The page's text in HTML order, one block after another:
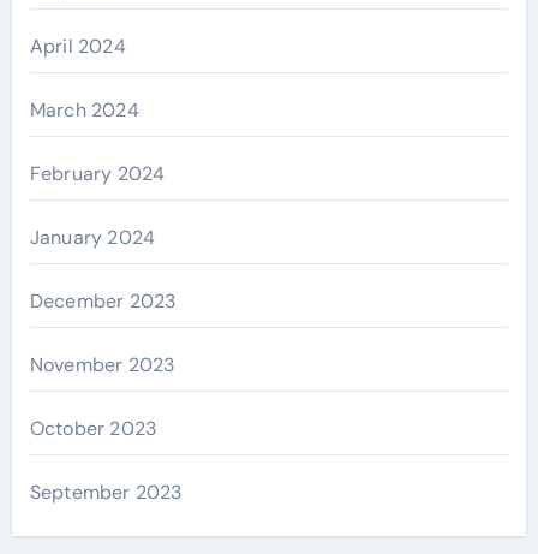
April 2024
March 2024
February 2024
January 2024
December 2023
November 2023
October 2023
September 2023